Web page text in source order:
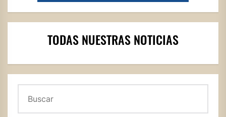
TODAS NUESTRAS NOTICIAS